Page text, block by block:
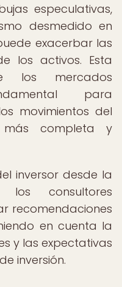
especulativas,
desmedido en
exacerbar las
los activos. Esta
los mercados
para
movimientos del
completa y
inversor desde la
los consultores
recomendaciones
en cuenta la
y las expectativas
inversión.